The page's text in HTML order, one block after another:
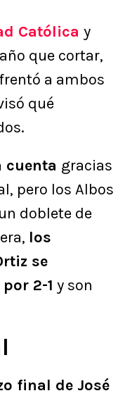
Católica y
que cortar,
a ambos
qué
cuenta gracias
pero los Albos
doblete de
los
se
2-1 y son
final de José